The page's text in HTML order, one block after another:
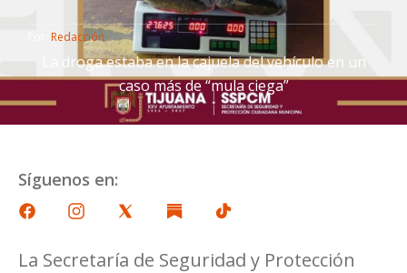
Redacción
La droga estaba en la cajuela del vehículo en un
caso más de “mula ciega”
Síguenos en:
La Secretaría de Seguridad y Protección